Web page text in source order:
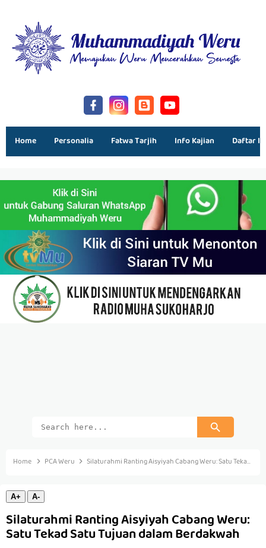
Home Personalia Fatwa Tarjih Info Kajian Daftar Isi
Home PCA Weru Silaturahmi Ranting Aisyiyah Cabang Weru: Satu Tekad Satu Tujuan dalam Berdakwah
A+ A-
Silaturahmi Ranting Aisyiyah Cabang Weru:
Satu Tekad Satu Tujuan dalam Berdakwah